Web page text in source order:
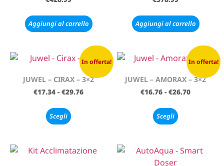
Aggiungi al carrello Aggiungi al carrello
In offerta!
JUWEL – CIRAX – 3×2
€17.34 - €29.76
Scegli
In offerta!
JUWEL – AMORAX – 3×2
€16.76 - €26.70
Scegli